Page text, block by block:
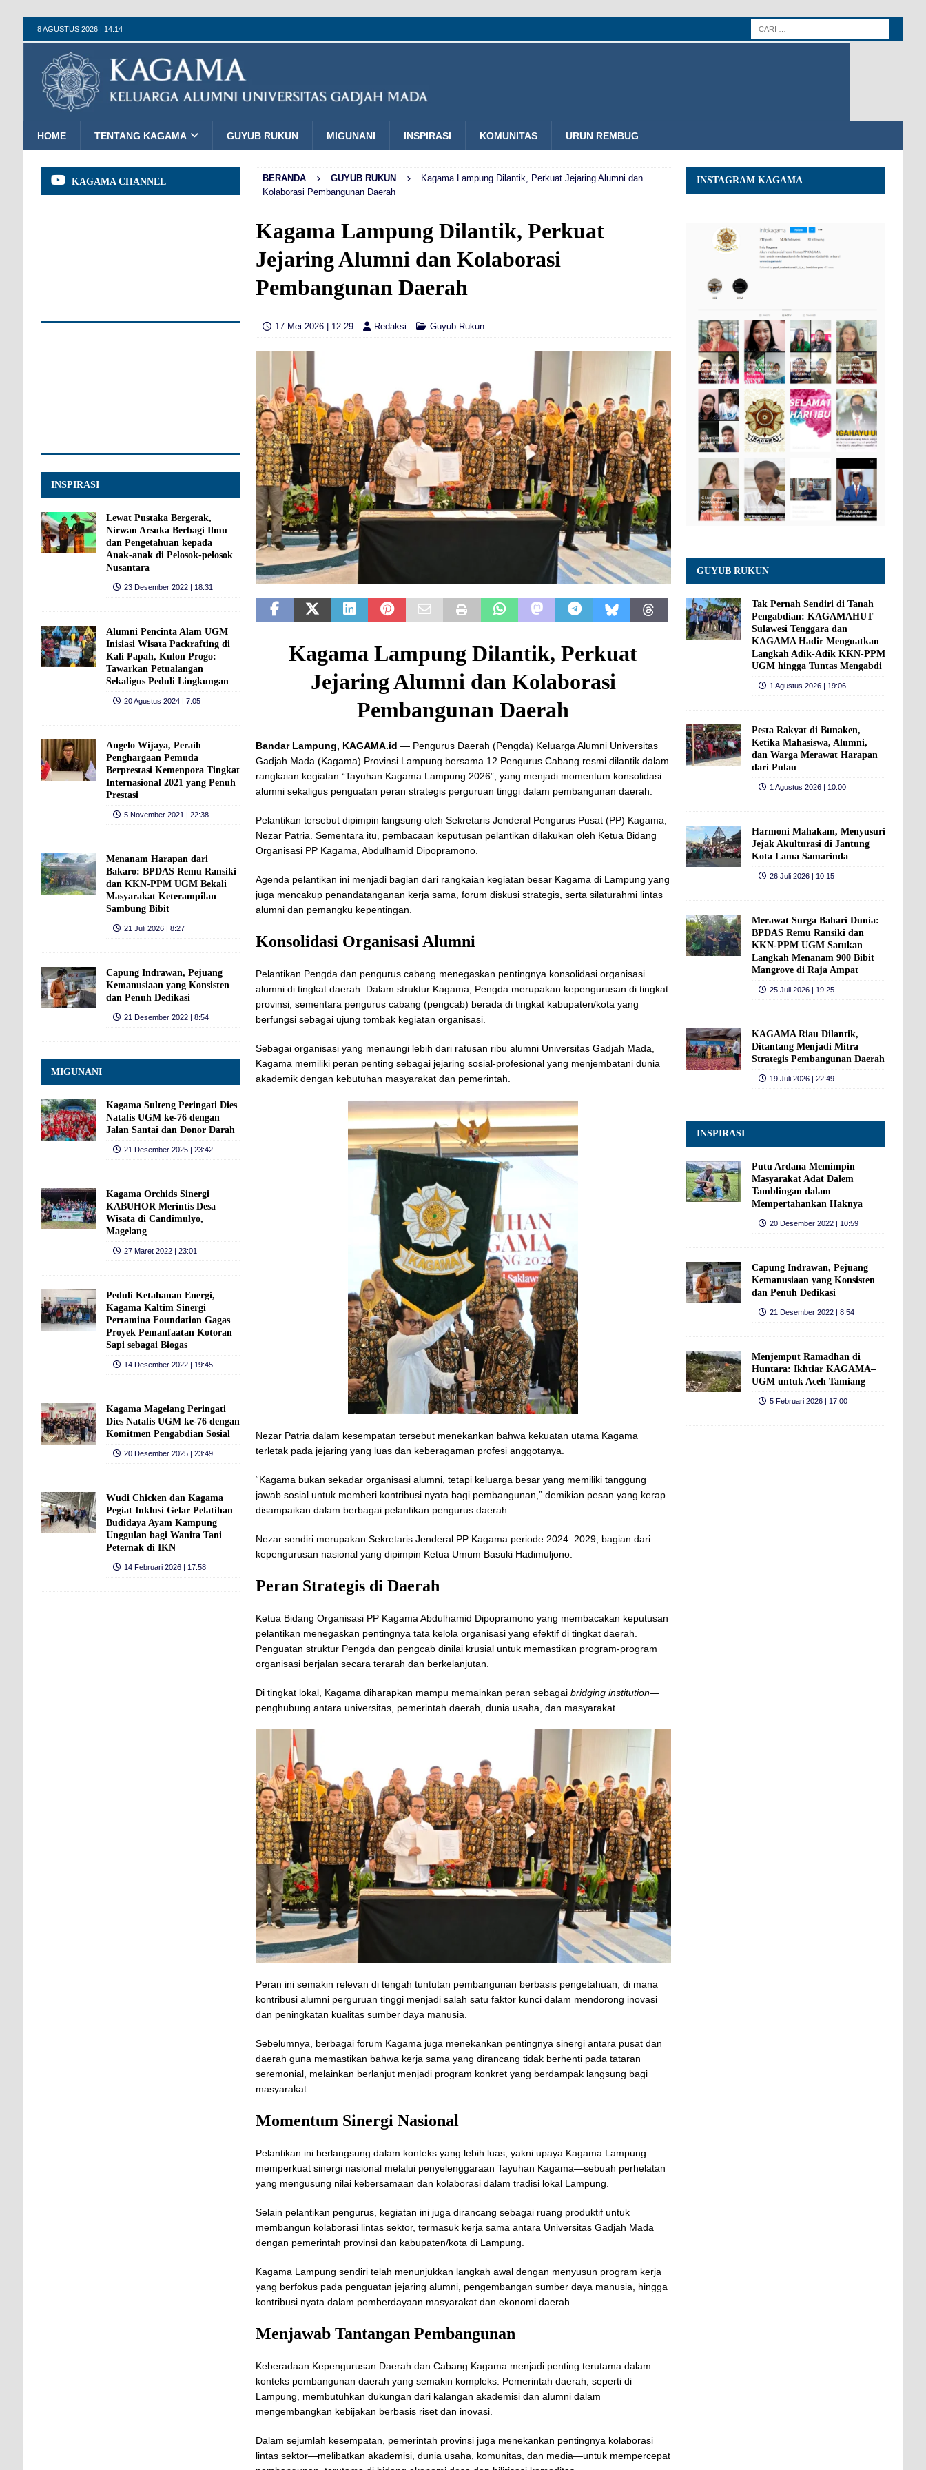
8 AGUSTUS 2026 | 14:14
HOME TENTANG KAGAMA GUYUB RUKUN MIGUNANI INSPIRASI KOMUNITAS URUN REMBUG
BERANDA GUYUB RUKUN
Kagama Lampung Dilantik, Perkuat Jejaring Alumni dan
Kolaborasi Pembangunan Daerah
Kagama Lampung Dilantik, Perkuat
Jejaring Alumni dan Kolaborasi
Pembangunan Daerah
17 Mei 2026 | 12:29 Redaksi Guyub Rukun
Kagama Lampung Dilantik, Perkuat
Jejaring Alumni dan Kolaborasi
Pembangunan Daerah
Bandar Lampung, KAGAMA.id — Pengurus Daerah (Pengda) Keluarga Alumni Universitas
Gadjah Mada (Kagama) Provinsi Lampung bersama 12 Pengurus Cabang resmi dilantik dalam
rangkaian kegiatan “Tayuhan Kagama Lampung 2026”, yang menjadi momentum konsolidasi
alumni sekaligus penguatan peran strategis perguruan tinggi dalam pembangunan daerah.
Pelantikan tersebut dipimpin langsung oleh Sekretaris Jenderal Pengurus Pusat (PP) Kagama,
Nezar Patria. Sementara itu, pembacaan keputusan pelantikan dilakukan oleh Ketua Bidang
Organisasi PP Kagama, Abdulhamid Dipopramono.
Agenda pelantikan ini menjadi bagian dari rangkaian kegiatan besar Kagama di Lampung yang
juga mencakup penandatanganan kerja sama, forum diskusi strategis, serta silaturahmi lintas
alumni dan pemangku kepentingan.
Konsolidasi Organisasi Alumni
Pelantikan Pengda dan pengurus cabang menegaskan pentingnya konsolidasi organisasi
alumni di tingkat daerah. Dalam struktur Kagama, Pengda merupakan kepengurusan di tingkat
provinsi, sementara pengurus cabang (pengcab) berada di tingkat kabupaten/kota yang
berfungsi sebagai ujung tombak kegiatan organisasi.
Sebagai organisasi yang menaungi lebih dari ratusan ribu alumni Universitas Gadjah Mada,
Kagama memiliki peran penting sebagai jejaring sosial-profesional yang menjembatani dunia
akademik dengan kebutuhan masyarakat dan pemerintah.
Nezar Patria dalam kesempatan tersebut menekankan bahwa kekuatan utama Kagama
terletak pada jejaring yang luas dan keberagaman profesi anggotanya.
“Kagama bukan sekadar organisasi alumni, tetapi keluarga besar yang memiliki tanggung
jawab sosial untuk memberi kontribusi nyata bagi pembangunan,” demikian pesan yang kerap
disampaikan dalam berbagai pelantikan pengurus daerah.
Nezar sendiri merupakan Sekretaris Jenderal PP Kagama periode 2024–2029, bagian dari
kepengurusan nasional yang dipimpin Ketua Umum Basuki Hadimuljono.
Peran Strategis di Daerah
Ketua Bidang Organisasi PP Kagama Abdulhamid Dipopramono yang membacakan keputusan
pelantikan menegaskan pentingnya tata kelola organisasi yang efektif di tingkat daerah.
Penguatan struktur Pengda dan pengcab dinilai krusial untuk memastikan program-program
organisasi berjalan secara terarah dan berkelanjutan.
Di tingkat lokal, Kagama diharapkan mampu memainkan peran sebagaibridging institution—
penghubung antara universitas, pemerintah daerah, dunia usaha, dan masyarakat.
Peran ini semakin relevan di tengah tuntutan pembangunan berbasis pengetahuan, di mana
kontribusi alumni perguruan tinggi menjadi salah satu faktor kunci dalam mendorong inovasi
dan peningkatan kualitas sumber daya manusia.
Sebelumnya, berbagai forum Kagama juga menekankan pentingnya sinergi antara pusat dan
daerah guna memastikan bahwa kerja sama yang dirancang tidak berhenti pada tataran
seremonial, melainkan berlanjut menjadi program konkret yang berdampak langsung bagi
masyarakat.
Momentum Sinergi Nasional
Pelantikan ini berlangsung dalam konteks yang lebih luas, yakni upaya Kagama Lampung
memperkuat sinergi nasional melalui penyelenggaraan Tayuhan Kagama—sebuah perhelatan
yang mengusung nilai kebersamaan dan kolaborasi dalam tradisi lokal Lampung.
Selain pelantikan pengurus, kegiatan ini juga dirancang sebagai ruang produktif untuk
membangun kolaborasi lintas sektor, termasuk kerja sama antara Universitas Gadjah Mada
dengan pemerintah provinsi dan kabupaten/kota di Lampung.
Kagama Lampung sendiri telah menunjukkan langkah awal dengan menyusun program kerja
yang berfokus pada penguatan jejaring alumni, pengembangan sumber daya manusia, hingga
kontribusi nyata dalam pemberdayaan masyarakat dan ekonomi daerah.
Menjawab Tantangan Pembangunan
Keberadaan Kepengurusan Daerah dan Cabang Kagama menjadi penting terutama dalam
konteks pembangunan daerah yang semakin kompleks. Pemerintah daerah, seperti di
Lampung, membutuhkan dukungan dari kalangan akademisi dan alumni dalam
mengembangkan kebijakan berbasis riset dan inovasi.
Dalam sejumlah kesempatan, pemerintah provinsi juga menekankan pentingnya kolaborasi
lintas sektor—melibatkan akademisi, dunia usaha, komunitas, dan media—untuk mempercepat
KAGAMA CHANNEL
INSPIRASI
Lewat Pustaka Bergerak,
Nirwan Arsuka Berbagi Ilmu
dan Pengetahuan kepada
Anak-anak di Pelosok-pelosok
Nusantara
23 Desember 2022 | 18:31
Alumni Pencinta Alam UGM
Inisiasi Wisata Packrafting di
Kali Papah, Kulon Progo:
Tawarkan Petualangan
Sekaligus Peduli Lingkungan
20 Agustus 2024 | 7:05
Angelo Wijaya, Peraih
Penghargaan Pemuda
Berprestasi Kemenpora Tingkat
Internasional 2021 yang Penuh
Prestasi
5 November 2021 | 22:38
Menanam Harapan dari
Bakaro: BPDAS Remu Ransiki
dan KKN-PPM UGM Bekali
Masyarakat Keterampilan
Sambung Bibit
21 Juli 2026 | 8:27
Capung Indrawan, Pejuang
Kemanusiaan yang Konsisten
dan Penuh Dedikasi
21 Desember 2022 | 8:54
MIGUNANI
Kagama Sulteng Peringati Dies
Natalis UGM ke-76 dengan
Jalan Santai dan Donor Darah
21 Desember 2025 | 23:42
Kagama Orchids Sinergi
KABUHOR Merintis Desa
Wisata di Candimulyo,
Magelang
27 Maret 2022 | 23:01
Peduli Ketahanan Energi,
Kagama Kaltim Sinergi
Pertamina Foundation Gagas
Proyek Pemanfaatan Kotoran
Sapi sebagai Biogas
14 Desember 2022 | 19:45
Kagama Magelang Peringati
Dies Natalis UGM ke‑76 dengan
Komitmen Pengabdian Sosial
20 Desember 2025 | 23:49
Wudi Chicken dan Kagama
Pegiat Inklusi Gelar Pelatihan
Budidaya Ayam Kampung
Unggulan bagi Wanita Tani
Peternak di IKN
14 Februari 2026 | 17:58
INSTAGRAM KAGAMA
GUYUB RUKUN
Tak Pernah Sendiri di Tanah
Pengabdian: KAGAMAHUT
Sulawesi Tenggara dan
KAGAMA Hadir Menguatkan
Langkah Adik-Adik KKN-PPM
UGM hingga Tuntas Mengabdi
1 Agustus 2026 | 19:06
Pesta Rakyat di Bunaken,
Ketika Mahasiswa, Alumni,
dan Warga Merawat Harapan
dari Pulau
1 Agustus 2026 | 10:00
Harmoni Mahakam, Menyusuri
Jejak Akulturasi di Jantung
Kota Lama Samarinda
26 Juli 2026 | 10:15
Merawat Surga Bahari Dunia:
BPDAS Remu Ransiki dan
KKN-PPM UGM Satukan
Langkah Menanam 900 Bibit
Mangrove di Raja Ampat
25 Juli 2026 | 19:25
KAGAMA Riau Dilantik,
Ditantang Menjadi Mitra
Strategis Pembangunan Daerah
19 Juli 2026 | 22:49
INSPIRASI
Putu Ardana Memimpin
Masyarakat Adat Dalem
Tamblingan dalam
Mempertahankan Haknya
20 Desember 2022 | 10:59
Capung Indrawan, Pejuang
Kemanusiaan yang Konsisten
dan Penuh Dedikasi
21 Desember 2022 | 8:54
Menjemput Ramadhan di
Huntara: Ikhtiar KAGAMA–
UGM untuk Aceh Tamiang
5 Februari 2026 | 17:00